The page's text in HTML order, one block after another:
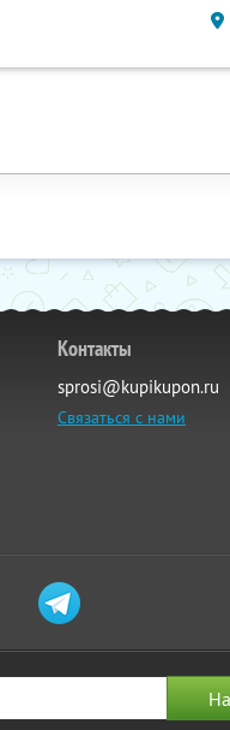
Контакты
sprosi@kupikupon.ru
Связаться с нами